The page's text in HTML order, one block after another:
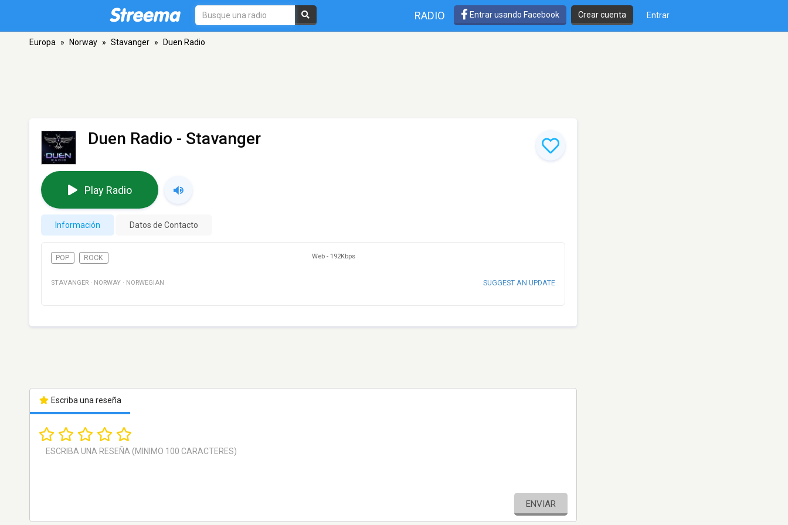
RADIO Entrar usando Facebook Crear cuenta Entrar
Europa » Norway » Stavanger » Duen Radio
Duen Radio - Stavanger
Play Radio
Información Datos de Contacto
POP ROCK Web - 192Kbps
STAVANGER · NORWAY · NORWEGIAN SUGGEST AN UPDATE
Escriba una reseña
ENVIAR